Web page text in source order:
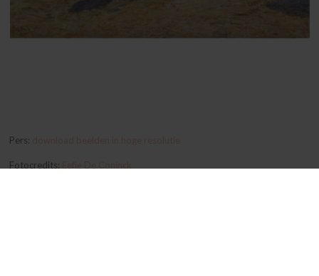
Pers:
Fotocredits: